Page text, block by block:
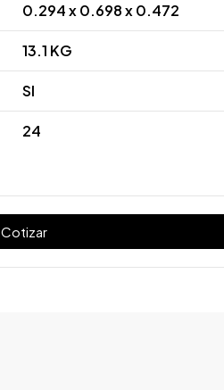
0.294 x 0.698 x 0.472
13.1 KG
SI
24
Cotizar